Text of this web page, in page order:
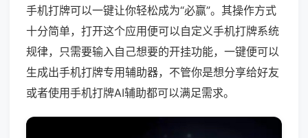
手机打牌可以一键让你轻松成为“必赢”。其操作方式
十分简单，打开这个应用便可以自定义手机打牌系统
规律，只需要输入自己想要的开挂功能，一键便可以
生成出手机打牌专用辅助器，不管你是想分享给好友
或者使用手机打牌AI辅助都可以满足需求。